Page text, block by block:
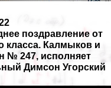
поздравление от
класса. Калмыков и
№ 247, исполняет
Димсон Угорский